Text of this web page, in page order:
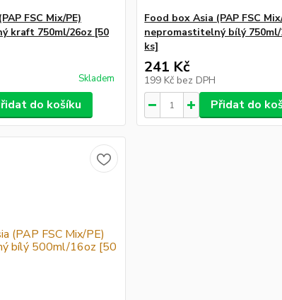
FSC Mix/PE)
kraft 750ml/26oz [50
Skladem
do košíku
Food box Asia (PAP FSC
nepromastitelný bílý 750ml/
ks]
241 Kč
199 Kč bez DPH
Přidat do